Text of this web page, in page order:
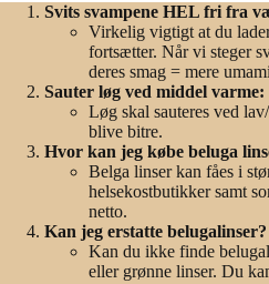
Svits svampene HEL fri fra
Virkelig vigtigt at du
fortsætter. Når vi steger
deres smag = mere
Sauter løg ved middel varme:
Løg skal sauteres ved
blive bitre.
Hvor kan jeg købe beluga
Belga linser kan fåes i
helsekostbutikker samt
netto.
Kan jeg erstatte belugalinser?
Kan du ikke finde
eller grønne linser. Du